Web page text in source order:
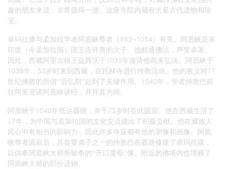
趣的朋友来说，非常值得一游。这座寺院内藏有大量古代遗物和珍
宝。
卓玛拉康与孟加拉学者阿底峡尊者（982~1054）有关。阿底峡是东
印度（今孟加拉国）国王吉祥善的次子。他精通佛法，声誉卓著。
因此，西藏阿里古格王益西沃于1033年邀请他前来弘法。阿底峡于
1038年，53岁时来到西藏，在托林寺进行传教活动。他的教义对11
世纪佛教的所谓“后弘期”起到了关键作用。1042年，学者仲敦巴前
往阿里迎请阿底峡讲经，并拜其为师。
阿底峡于1040年抵达聂塘，并于72岁时在此圆寂。他在西藏生活了
17年，为中国与孟加拉国的文化交流做出了积极贡献。他在藏族人
民心中有相当的影响力，因此许多寺庙都有他的塑像和画像。阿底
峡尊者圆寂后，其首要弟子之一的仲敦巴在聂塘修建了卓玛拉康，
以供奉阿底峡大师所敬奉的“开口度母”像。附近的佛塔内也埋葬了
阿底峡大师的部分遗物。